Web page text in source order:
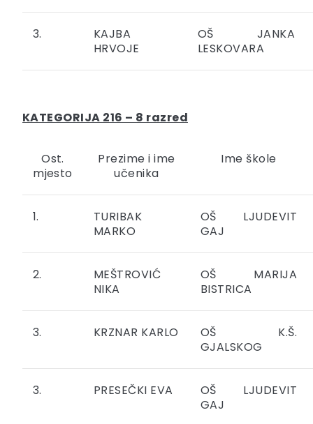
3.
KAJBA
HRVOJE
OŠ JANKA
LESKOVARA
KATEGORIJA 216 – 8 razred
Ost.
mjesto
Prezime i ime
učenika
Ime škole
1.
TURIBAK
MARKO
OŠ LJUDEVIT
GAJ
2.
MEŠTROVIĆ
NIKA
OŠ MARIJA
BISTRICA
3. KRZNAR KARLO
OŠ K.Š.
GJALSKOG
3. PRESEČKI EVA
OŠ LJUDEVIT
GAJ